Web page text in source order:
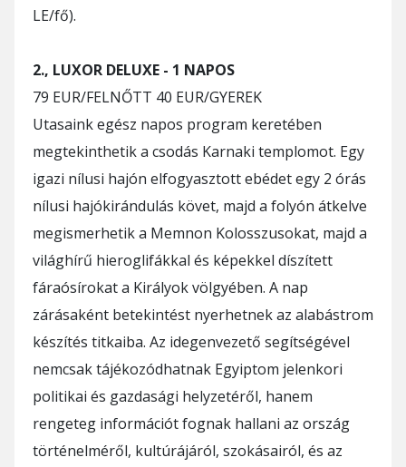
LE/fő).
2., LUXOR DELUXE - 1 NAPOS
79 EUR/FELNŐTT 40 EUR/GYEREK
Utasaink egész napos program keretében
megtekinthetik a csodás Karnaki templomot. Egy
igazi nílusi hajón elfogyasztott ebédet egy 2 órás
nílusi hajókirándulás követ, majd a folyón átkelve
megismerhetik a Memnon Kolosszusokat, majd a
világhírű hieroglifákkal és képekkel díszített
fáraósírokat a Királyok völgyében. A nap
zárásaként betekintést nyerhetnek az alabástrom
készítés titkaiba. Az idegenvezető segítségével
nemcsak tájékozódhatnak Egyiptom jelenkori
politikai és gazdasági helyzetéről, hanem
rengeteg információt fognak hallani az ország
történelméről, kultúrájáról, szokásairól, és az